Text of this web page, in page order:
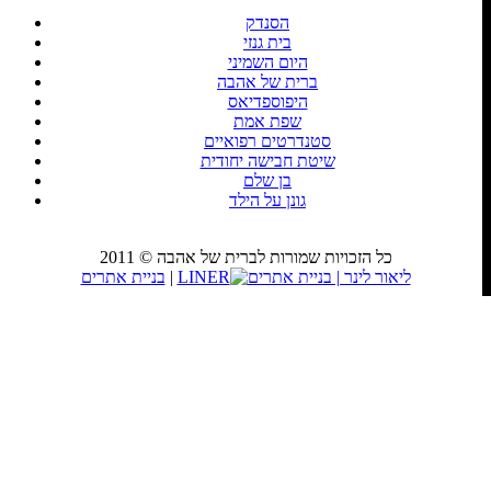
הסנדק
בית גנזי
היום השמיני
ברית של אהבה
היפוספדיאס
שפת אמת
סטנדרטים רפואיים
שיטת חבישה יחודית
בן שלם
גונן על הילד
כל הזכויות שמורות לברית של אהבה © 2011
בניית אתרים | LINER